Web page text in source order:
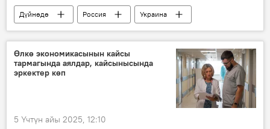
Дүйнөдө Россия
Украина
журналист
өлүм
Мария Захарова
билдирүү
ТИМ
Россиянын Донбассты коргоо боюнча атайын операциясы
Өлкө экономикасынын кайсы
тармагында аялдар, кайсынысында
эркектер көп
5 Үчтүн айы 2025, 12:10